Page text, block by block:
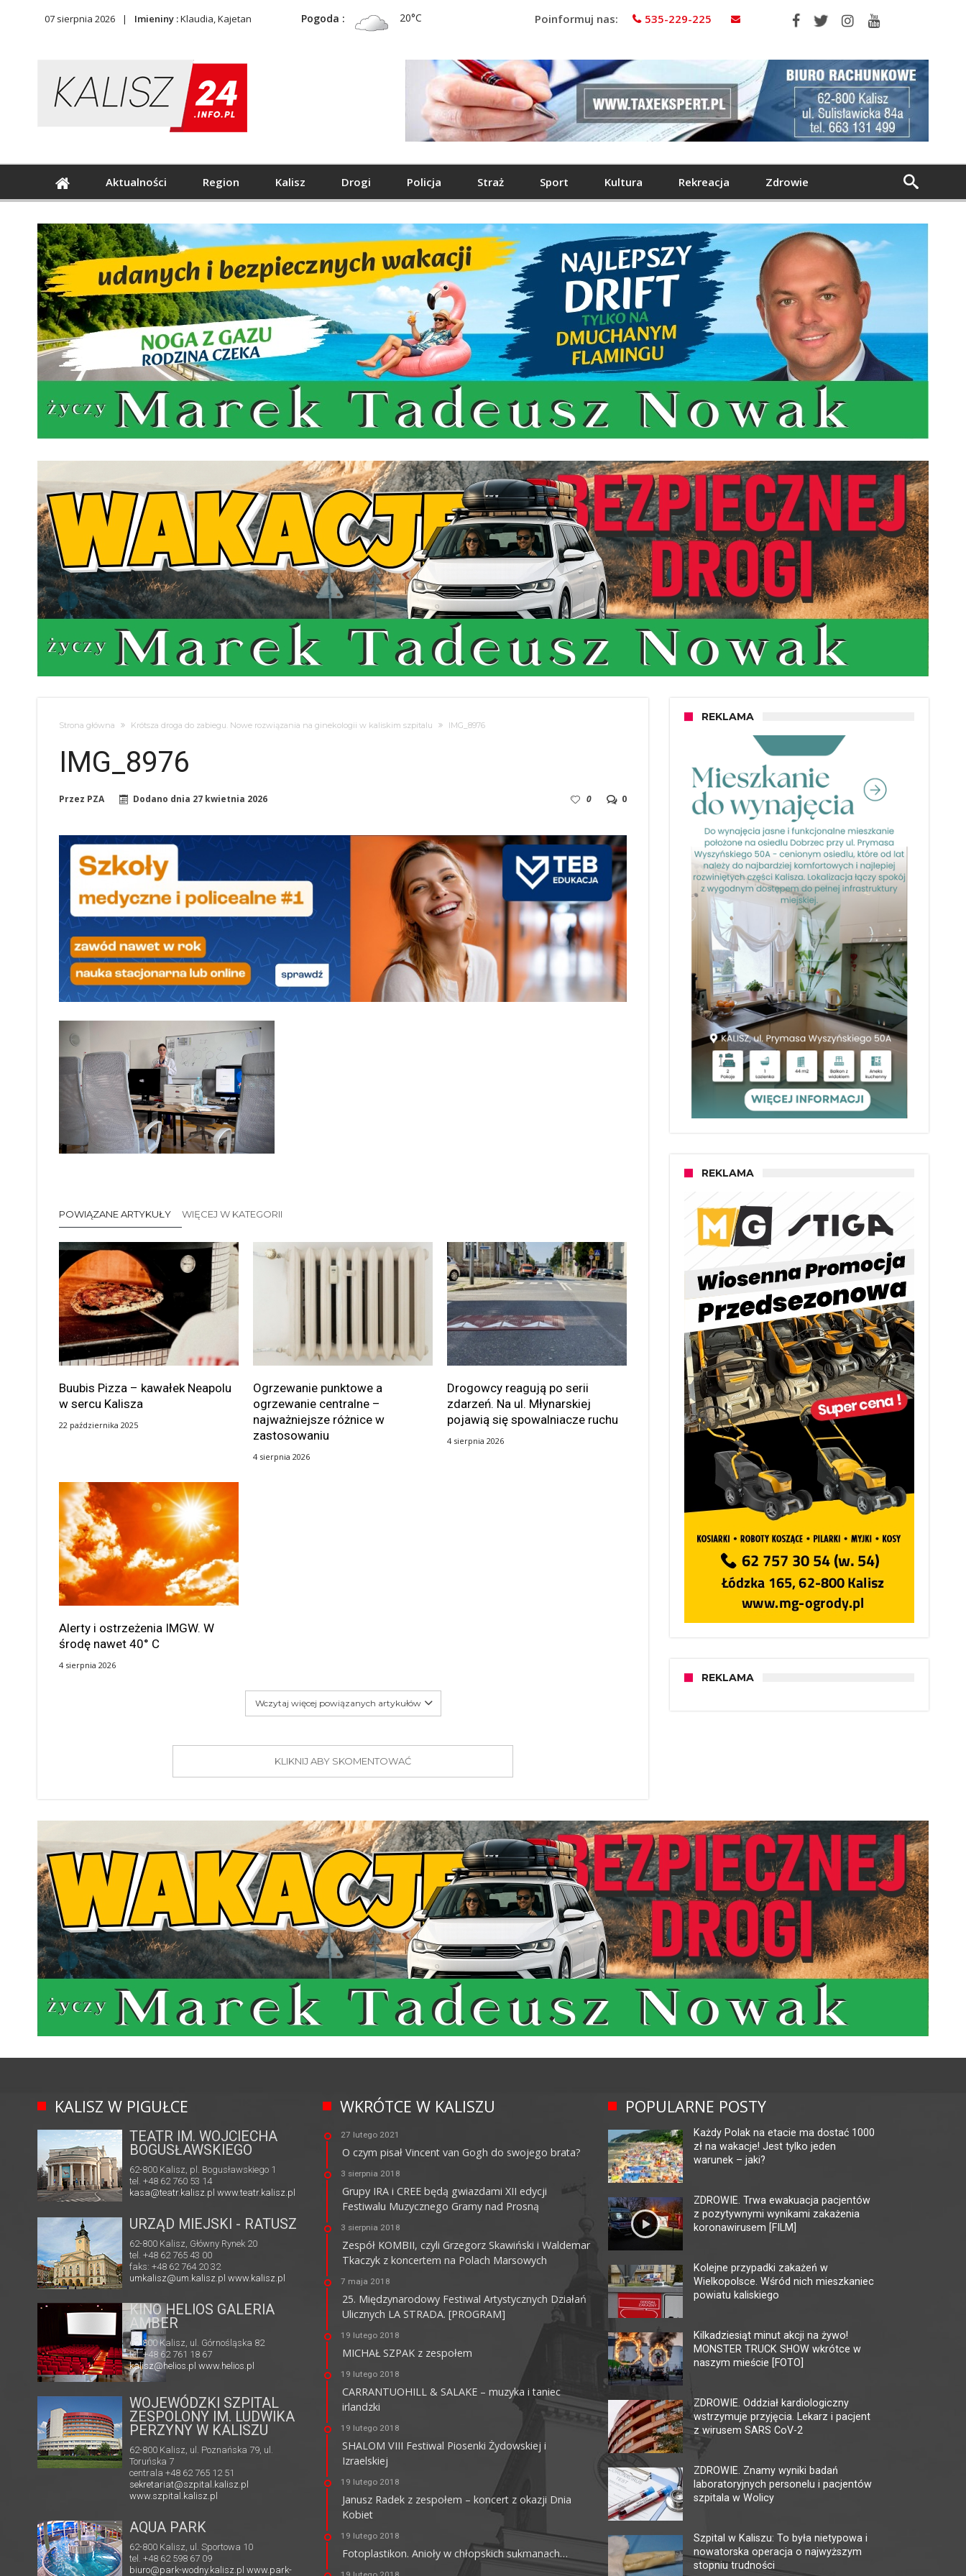
07 sierpnia 2026 Imieniny :Klaudia, Kajetan Pogoda : 20°C Poinformuj nas: 535-229-225
Aktualności Region Kalisz Drogi Policja Straż Sport Kultura Rekreacja Zdrowie
Strona główna Krótsza droga do zabiegu. Nowe rozwiązania na ginekologii w kaliskim szpitalu IMG_8976
IMG_8976
Przez PZA Dodano dnia 27 kwietnia 2026 0
0
POWIĄZANE ARTYKUŁY WIĘCEJ W KATEGORII
Buubis Pizza – kawałek Neapolu
w sercu Kalisza
22 października 2025
Ogrzewanie punktowe a
ogrzewanie centralne –
najważniejsze różnice w
zastosowaniu
4 sierpnia 2026
Drogowcy reagują po serii
zdarzeń. Na ul. Młynarskiej
pojawią się spowalniacze ruchu
4 sierpnia 2026
Alerty i ostrzeżenia IMGW. W
środę nawet 40° C
4 sierpnia 2026
Wczytaj więcej powiązanych artykułów
KLIKNIJ ABY SKOMENTOWAĆ
REKLAMA
REKLAMA
REKLAMA
KALISZ W PIGUŁCE
TEATR IM. WOJCIECHA
BOGUSŁAWSKIEGO
62-800 Kalisz, pl. Bogusławskiego 1
tel. +48 62 760 53 14
kasa@teatr.kalisz.pl www.teatr.kalisz.pl
URZĄD MIEJSKI - RATUSZ
62-800 Kalisz, Główny Rynek 20
tel. +48 62 765 43 00
faks: +48 62 764 20 32
umkalisz@um.kalisz.pl www.kalisz.pl
KINO HELIOS GALERIA
AMBER
62-800 Kalisz, ul. Górnośląska 82
tel. +48 62 761 18 67
kalisz@helios.pl www.helios.pl
MULTIKINO GALERIA
62-800 Kalisz, ul. 3 Maja 1
KINO CENTRUM
62-800 Kalisz, ul. Łazienna 6
tel. +48 62 765 25 01
faks. +48 62 767 23 18
ckis@ckis.kalisz.pl
WOJEWÓDZKI SZPITAL
ZESPOLONY IM. LUDWIKA
PERZYNY W KALISZU
62-800 Kalisz, ul. Poznańska 79, ul.
Toruńska 7
centrala +48 62 765 12 51
sekretariat@szpital.kalisz.pl
www.szpital.kalisz.pl
AQUA PARK
62-800 Kalisz, ul. Sportowa 10
tel. +48 62 598 67 09
biuro@park-wodny.kalisz.pl www.park-
WKRÓTCE W KALISZU
27 lutego 2021
O czym pisał Vincent van Gogh do swojego brata?
3 sierpnia 2018
Grupy IRA i CREE będą gwiazdami XII edycji
Festiwalu Muzycznego Gramy nad Prosną
3 sierpnia 2018
Zespół KOMBII, czyli Grzegorz Skawiński i Waldemar
Tkaczyk z koncertem na Polach Marsowych
7 maja 2018
25. Międzynarodowy Festiwal Artystycznych Działań
Ulicznych LA STRADA. [PROGRAM]
19 lutego 2018
MICHAŁ SZPAK z zespołem
19 lutego 2018
CARRANTUOHILL & SALAKE – muzyka i taniec
irlandzki
19 lutego 2018
SHALOM VIII Festiwal Piosenki Żydowskiej i
Izraelskiej
19 lutego 2018
Janusz Radek z zespołem – koncert z okazji Dnia
Kobiet
19 lutego 2018
Fotoplastikon. Anioły w chłopskich sukmanach…
POPULARNE POSTY
Każdy Polak na etacie ma dostać 1000
zł na wakacje! Jest tylko jeden
warunek – jaki?
ZDROWIE. Trwa ewakuacja pacjentów
z pozytywnymi wynikami zakażenia
koronawirusem [FILM]
Kolejne przypadki zakażeń w
Wielkopolsce. Wśród nich mieszkaniec
powiatu kaliskiego
Kilkadziesiąt minut akcji na żywo!
MONSTER TRUCK SHOW wkrótce w
naszym mieście [FOTO]
ZDROWIE. Oddział kardiologiczny
wstrzymuje przyjęcia. Lekarz i pacjent
z wirusem SARS CoV-2
ZDROWIE. Znamy wyniki badań
laboratoryjnych personelu i pacjentów
szpitala w Wolicy
Szpital w Kaliszu: To była nietypowa i
nowatorska operacja o najwyższym
stopniu trudności